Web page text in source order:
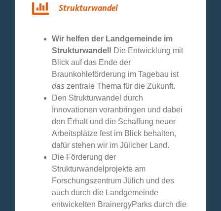
Strukturwandel
Wir helfen der Landgemeinde im
Strukturwandel! Die Entwicklung mit
Blick auf das Ende der
Braunkohleförderung im Tagebau ist
daszentrale Thema für die Zukunft.
Den Strukturwandel durch
Innovationen voranbringen und dabei
den Erhalt und die Schaffung neuer
Arbeitsplätze fest im Blick behalten,
dafür stehen wir im Jülicher Land.
Die Förderung der
Strukturwandelprojekte am
Forschungszentrum Jülich und des
auch durch die Landgemeinde
entwickelten BrainergyParks durch die